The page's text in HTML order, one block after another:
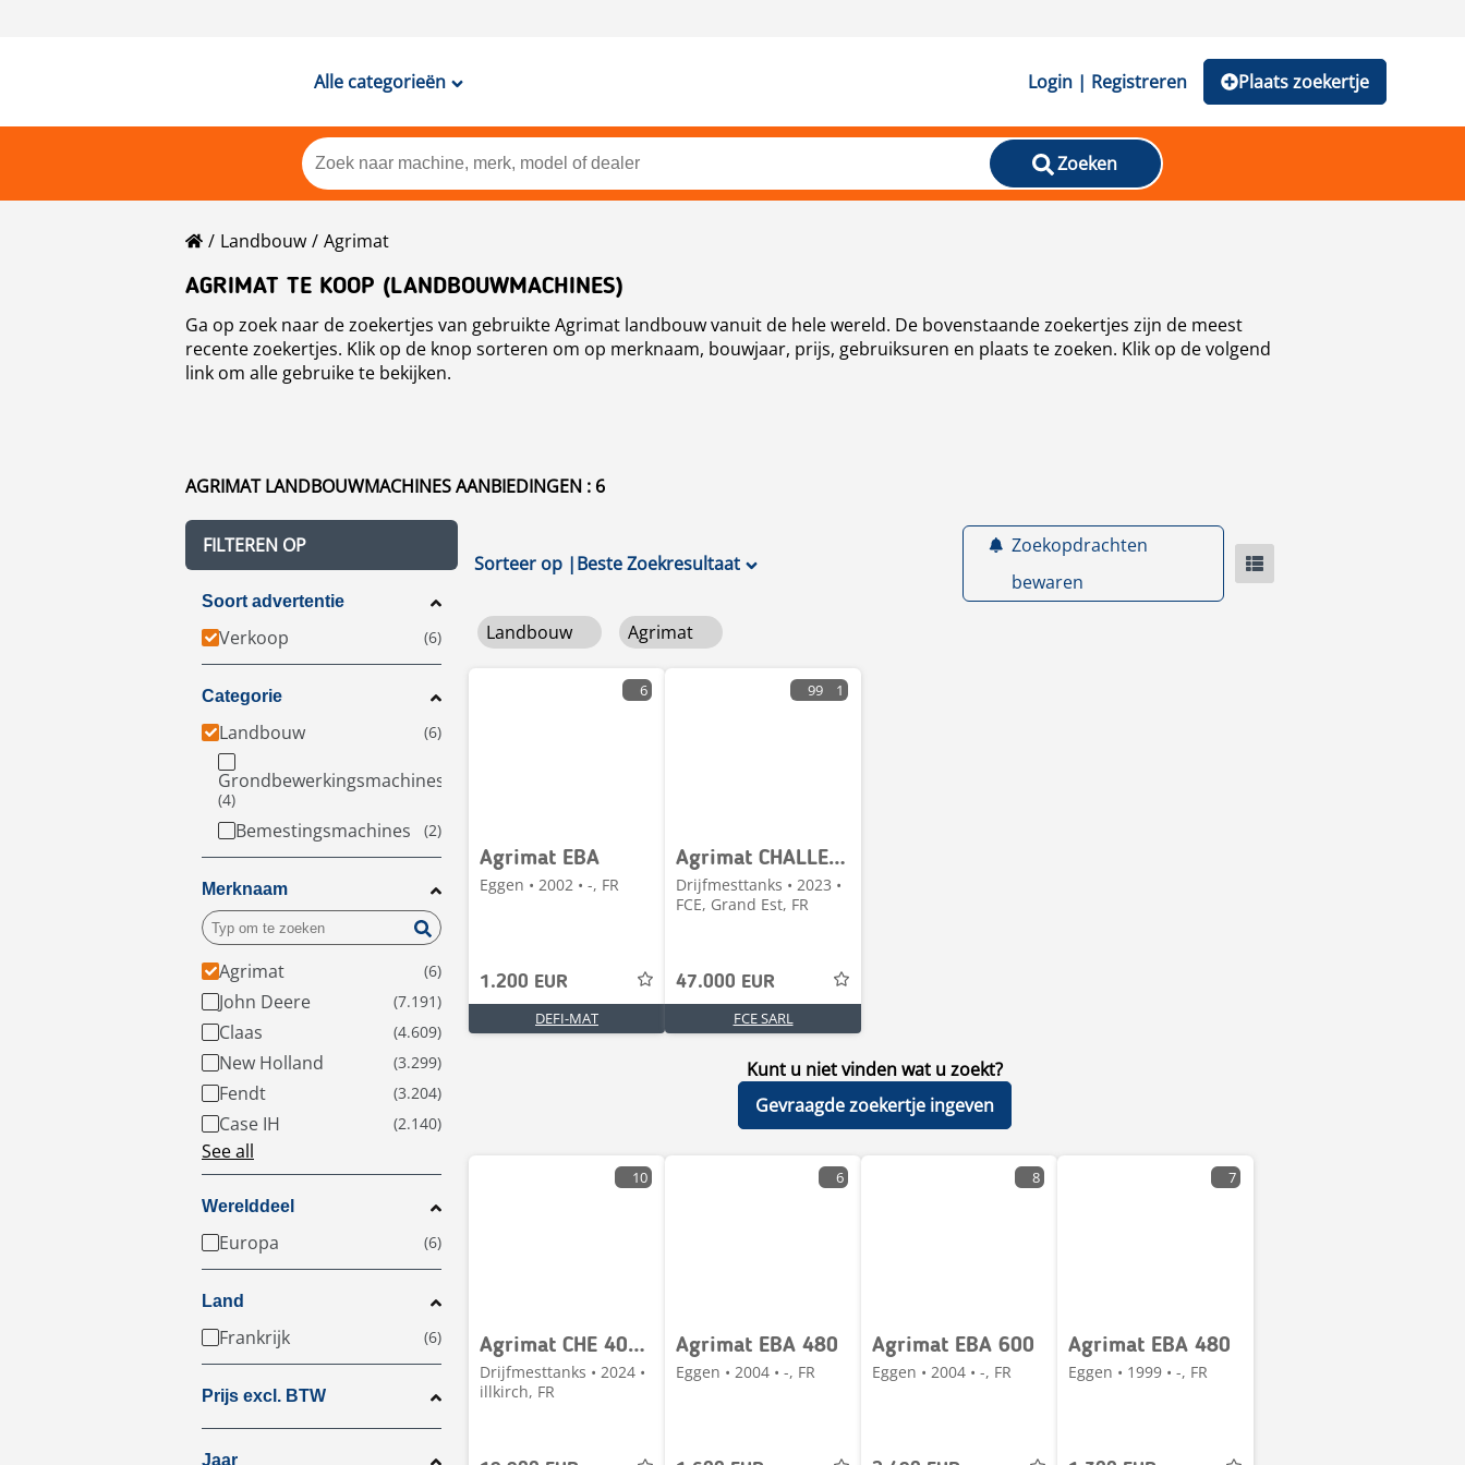
Alle categorieën Login | Registreren Plaats zoekertje
Zoeken
Landbouw
Agrimat
AGRIMAT TE KOOP (LANDBOUWMACHINES)
Ga op zoek naar de zoekertjes van gebruikte Agrimat landbouw vanuit de hele wereld. De bovenstaande zoekertjes zijn de meest
recente zoekertjes. Klik op de knop sorteren om op merknaam, bouwjaar, prijs, gebruiksuren en plaats te zoeken. Klik op de volgend
link om alle gebruike te bekijken.
AGRIMAT LANDBOUWMACHINES AANBIEDINGEN : 6
FILTEREN OP
Soort advertentie
Verkoop
Categorie
Landbouw
Grondbewerkingsmachines
Bemestingsmachines
Merknaam
Agrimat
John Deere
Claas
New Holland
Fendt
Case IH
See all
Werelddeel
Europa
Land
Frankrijk
Prijs excl. BTW
Jaar
Sorteer op |Beste Zoekresultaat
Zoekopdrachten
bewaren
Landbouw Agrimat
6
Agrimat EBA
Eggen • 2002 • -, FR
1.200 EUR
DEFI-MAT
99 1
Agrimat CHALLENGER 19000/STEENO
Drijfmesttanks • 2023 •
FCE, Grand Est, FR
47.000 EUR
FCE SARL
Kunt u niet vinden wat u zoekt?
Gevraagde zoekertje ingeven
10
Agrimat CHE 4000LT
Drijfmesttanks • 2024 •
illkirch, FR
6
Agrimat EBA 480
Eggen • 2004 • -, FR
8
Agrimat EBA 600
Eggen • 2004 • -, FR
7
Agrimat EBA 480
Eggen • 1999 • -, FR